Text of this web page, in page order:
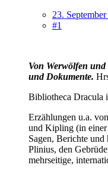
23.
#1
Von Werwölfen
und Dokumente.
Bibliotheca Dracula
Erzählungen u.a.
und Kipling (in
Sagen, Berichte
Plinius, den
mehrseitige,